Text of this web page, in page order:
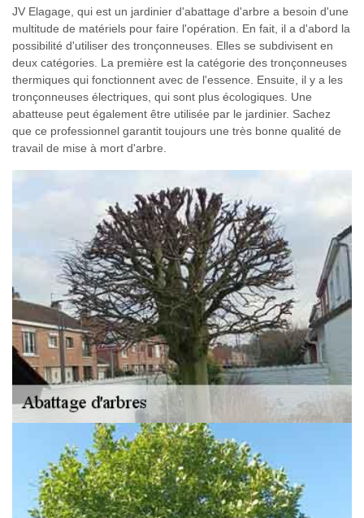
JV Elagage, qui est un jardinier d'abattage d'arbre a besoin d'une
multitude de matériels pour faire l'opération. En fait, il a d'abord la
possibilité d'utiliser des tronçonneuses. Elles se subdivisent en
deux catégories. La première est la catégorie des tronçonneuses
thermiques qui fonctionnent avec de l'essence. Ensuite, il y a les
tronçonneuses électriques, qui sont plus écologiques. Une
abatteuse peut également être utilisée par le jardinier. Sachez
que ce professionnel garantit toujours une très bonne qualité de
travail de mise à mort d'arbre.